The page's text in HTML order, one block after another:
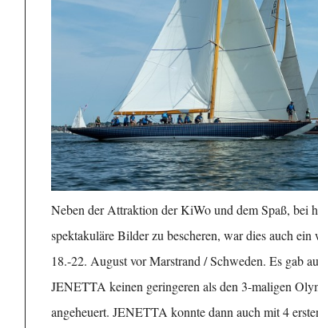
Neben der Attraktion der KiWo und dem Spaß, bei
spektakuläre Bilder zu bescheren, war dies auch
18.-22. August vor Marstrand / Schweden. Es gab
JENETTA keinen geringeren als den 3-maligen
angeheuert. JENETTA konnte dann auch mit 4